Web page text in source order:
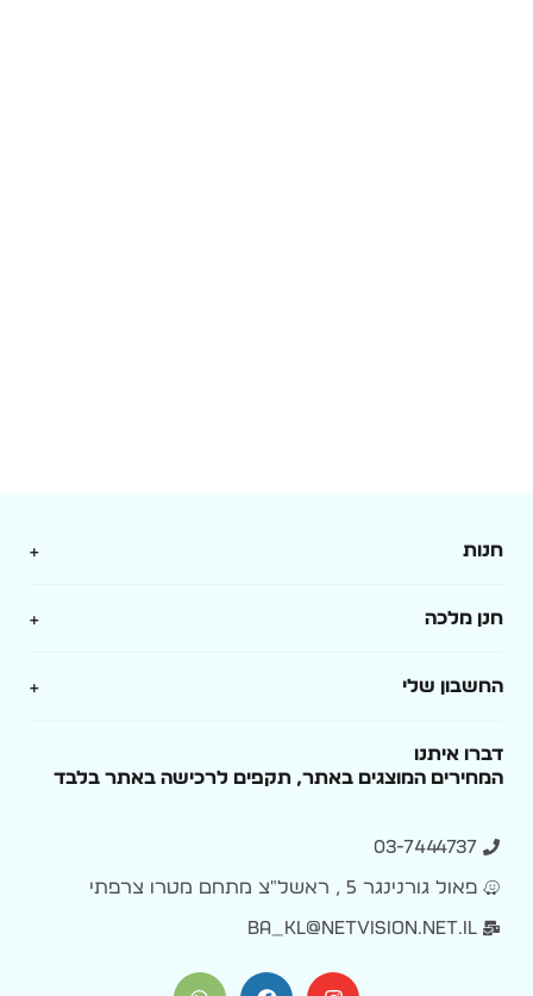
חנות
מארזים
סובלימציה
עמדות
סטנדים מעמדים ודקורציה
חנן מלכה
אודות
מדיניות משלוחים והחזרות
מדיניות פרטיות
הסדרי נגישות
החשבון שלי
התחברות / הרשמה
ההזמנות שלי
דברו איתנו
המחירים המוצגים באתר, תקפים לרכישה באתר בלבד
03-7444737
פאול גורנינגר 5 , ראשל״צ מתחם מטרו צרפתי
ba_kl@netvision.net.il